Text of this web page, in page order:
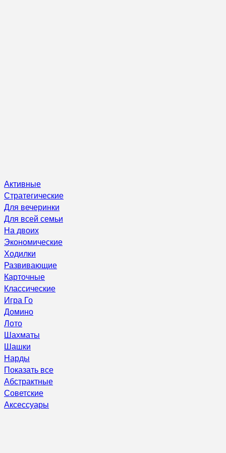
Активные
Стратегические
Для вечеринки
Для всей семьи
На двоих
Экономические
Ходилки
Развивающие
Карточные
Классические
Игра Го
Домино
Лото
Шахматы
Шашки
Нарды
Показать все
Абстрактные
Советские
Аксессуары